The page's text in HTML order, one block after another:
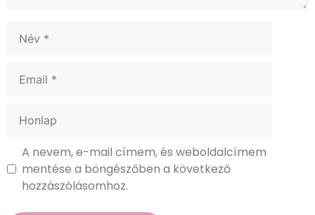
A nevem, e-mail címem, és weboldalcímem
mentése a böngészőben a következő
hozzászólásomhoz.